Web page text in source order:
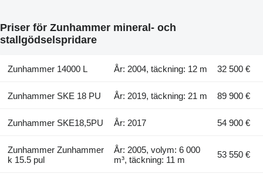
Priser för Zunhammer mineral- och
stallgödselspridare
Zunhammer 14000 L År: 2004, täckning: 12 m 32 500 €
Zunhammer SKE 18 PU År: 2019, täckning: 21 m 89 900 €
Zunhammer SKE18,5PU År: 2017 54 900 €
Zunhammer Zunhammer
k 15.5 pul
År: 2005, volym: 6 000
m³, täckning: 11 m
53 550 €